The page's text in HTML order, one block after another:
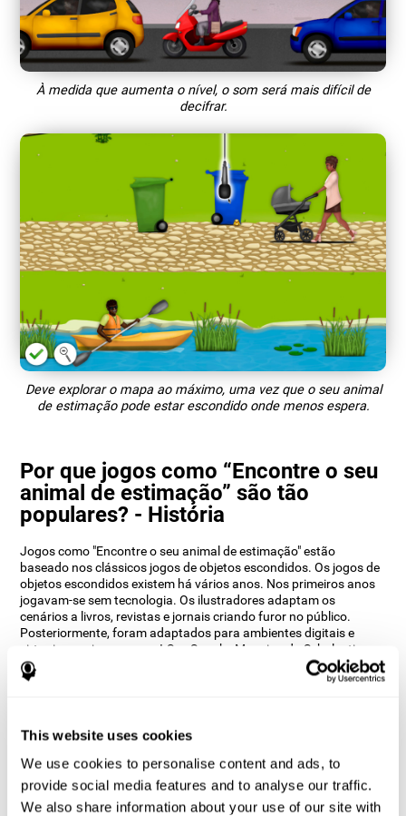
This website uses cookies
We use cookies to personalise content and ads, to
provide social media features and to analyse our traffic.
We also share information about your use of our site with
À medida que aumenta o nível, o som será mais difícil de
decifrar.
Deve explorar o mapa ao máximo, uma vez que o seu animal
de estimação pode estar escondido onde menos espera.
Por que jogos como “Encontre o seu
animal de estimação” são tão
populares? - História
Jogos como "Encontre o seu animal de estimação" estão
baseado nos clássicos jogos de objetos escondidos. Os jogos de
objetos escondidos existem há vários anos. Nos primeiros anos
jogavam-se sem tecnologia. Os ilustradores adaptam os
cenários a livros, revistas e jornais criando furor no público.
Posteriormente, foram adaptados para ambientes digitais e
virtuais com jogos como I-Spy Spooky Mansion da Scholastic,
lançado em 1999.
apenas um jogo que transporta muitos dos seus utilizadores
para jogos clássicos, mas também introduz uma nova
abordagem moderna para jogá-los. "Encontre o seu animal de
estimação" dá-lhe a oportunidade de treinar a sua percepção
espacial e as suas capacidades auditivas enquanto desfruta de